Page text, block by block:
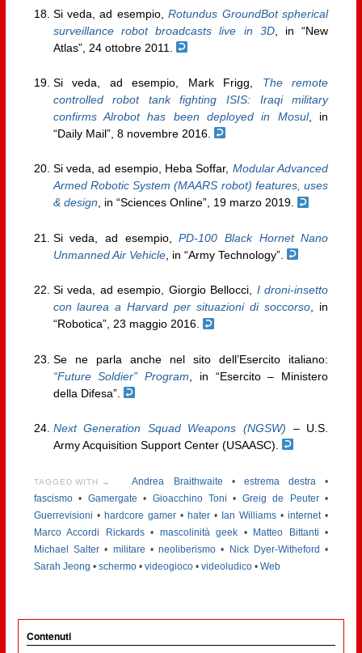
Si veda, ad esempio,Rotundus GroundBot spherical
surveillance robot broadcasts live in 3D, in “New
Atlas”, 24 ottobre 2011.
Si veda, ad esempio, Mark Frigg, The remote
controlled robot tank fighting ISIS: Iraqi military
confirms Alrobot has been deployed in Mosul, in
“Daily Mail”, 8 novembre 2016.
Si veda, ad esempio, Heba Soffar, Modular Advanced
Armed Robotic System (MAARS robot) features, uses
& design, in “Sciences Online”, 19 marzo 2019.
Si veda, ad esempio,PD-100 Black Hornet Nano
Unmanned Air Vehicle, in “Army Technology”.
Si veda, ad esempio, Giorgio Bellocci, I droni-insetto
con laurea a Harvard per situazioni di soccorso , in
“Robotica”, 23 maggio 2016.
Se ne parla anche nel sito dell’Esercito italiano:
“Future Soldier” Program , in “Esercito – Ministero
della Difesa”.
Next Generation Squad Weapons (NGSW) – U.S.
Army Acquisition Support Center (USAASC).
TAGGED WITH → Andrea Braithwaite • estrema destra •
fascismo• Gamergate • Gioacchino Toni • Greig de Peuter•
Guerrevisioni • hardcore gamer• hater • Ian Williams •internet•
Marco Accordi Rickards• mascolinità geek • Matteo Bittanti •
Michael Salter • militare •neoliberismo • Nick Dyer-Witheford •
Sarah Jeong • schermo• videogioco• videoludico• Web
Contenuti